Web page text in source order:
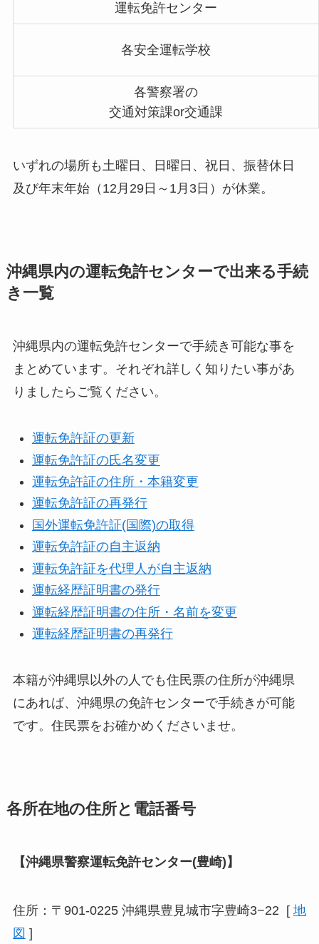
運転免許センター
各安全運転学校
各警察署の
交通対策課or交通課
いずれの場所も土曜日、日曜日、祝日、振替休日
及び年末年始（12月29日～1月3日）が休業。
沖縄県内の運転免許センターで出来る手続
き一覧
沖縄県内の運転免許センターで手続き可能な事を
まとめています。それぞれ詳しく知りたい事があ
りましたらご覧ください。
運転免許証の更新
運転免許証の氏名変更
運転免許証の住所・本籍変更
運転免許証の再発行
国外運転免許証(国際)の取得
運転免許証の自主返納
運転免許証を代理人が自主返納
運転経歴証明書の発行
運転経歴証明書の住所・名前を変更
運転経歴証明書の再発行
本籍が沖縄県以外の人でも住民票の住所が沖縄県
にあれば、沖縄県の免許センターで手続きが可能
です。住民票をお確かめくださいませ。
各所在地の住所と電話番号
【沖縄県警察運転免許センター(豊崎)】
住所：〒901-0225 沖縄県豊見城市字豊崎3−22 [ 地
図 ]